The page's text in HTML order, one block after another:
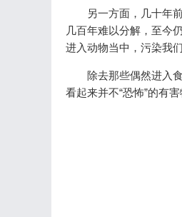
另一方面，几十年
几百年难以分解，至今
进入动物当中，污染我
除去那些偶然进入
看起来并不“恐怖”的有